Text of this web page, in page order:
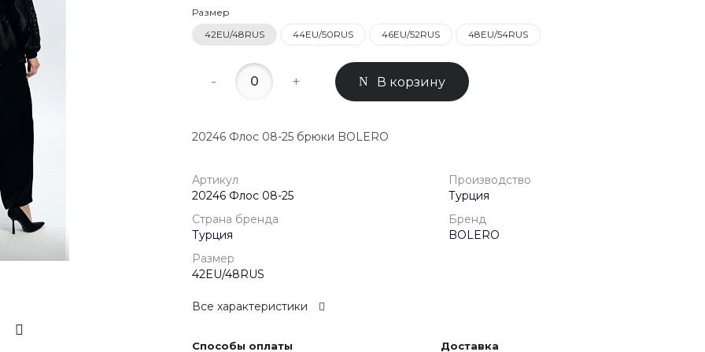
г. Красногорск, Улица
Школьная, дом 93к2
Пн-Пт 09:00 - 18:00
Размер
42EU/48RUS
44EU/50RUS 46EU/52RUS 48EU/54RUS
- + В корзину
20246 Флос 08-25 брюки BOLERO
Артикул
20246 Флос 08-25
Производство
Турция
Страна бренда
Турция
Бренд
BOLERO
Размер
42EU/48RUS
Все характеристики
Способы оплаты Доставка